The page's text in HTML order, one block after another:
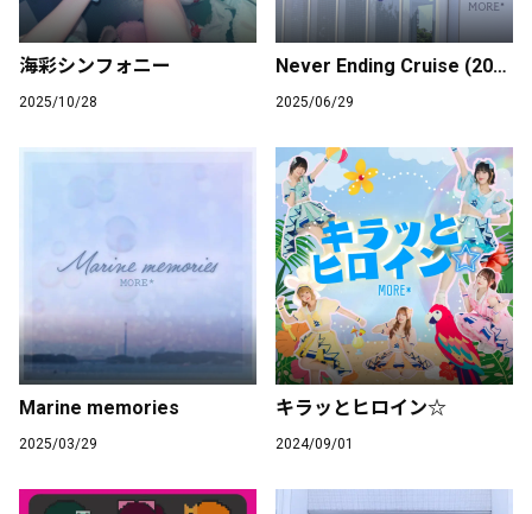
海彩シンフォニー
2025/10/28
Never Ending Cruise (2025 ver.)
2025/06/29
Marine memories
2025/03/29
キラッとヒロイン☆
2024/09/01